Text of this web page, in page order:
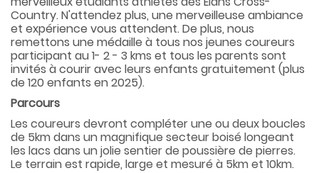
Country. N'attendez plus, une merveilleuse ambiance
et expérience vous attendent. De plus, nous
remettons une médaille à tous nos jeunes coureurs
participant au 1- 2 - 3 kms et tous les parents sont
invités à courir avec leurs enfants gratuitement (plus
de 120 enfants en 2025).
Parcours
Les coureurs devront compléter une ou deux boucles
de 5km dans un magnifique secteur boisé longeant
les lacs dans un jolie sentier de poussière de pierres.
Le terrain est rapide, large et mesuré à 5km et 10km.